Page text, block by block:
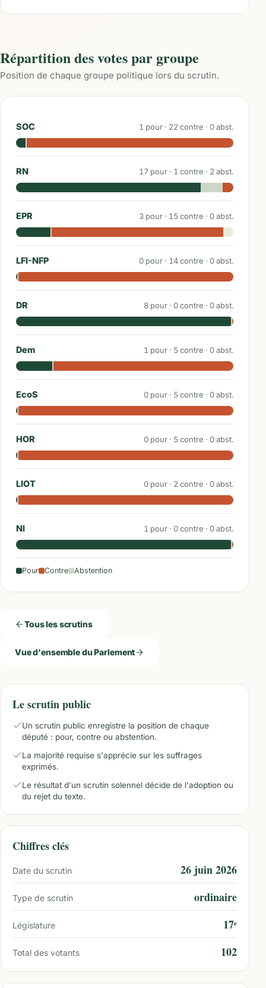
Répartition des votes par groupe
Position de chaque groupe politique lors du scrutin.
SOC 1 pour · 22 contre · 0abst.
RN 17 pour · 1 contre · 2 abst.
EPR 3 pour · 15contre · 0abst.
LFI-NFP 0 pour · 14contre · 0abst.
DR 8 pour · 0contre · 0abst.
Dem 1 pour · 5contre · 0abst.
EcoS 0 pour · 5contre · 0abst.
HOR 0 pour · 5contre · 0abst.
LIOT 0 pour · 2 contre · 0abst.
NI 1 pour · 0contre · 0abst.
Pour Contre Abstention
Tous les scrutins
Vue d'ensemble du Parlement
Le scrutin public
Un scrutin public enregistre la position de chaque
député : pour, contre ou abstention.
La majorité requise s'apprécie sur les suffrages
exprimés.
Le résultat d'un scrutin solennel décide de l'adoption ou
du rejet du texte.
Chiffres clés
Date du scrutin 26 juin 2026
Type de scrutin ordinaire
Législature 17ᵉ
Total des votants 102